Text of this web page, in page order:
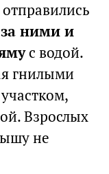
ними и
с водой.
гнилыми
Взрослых
не